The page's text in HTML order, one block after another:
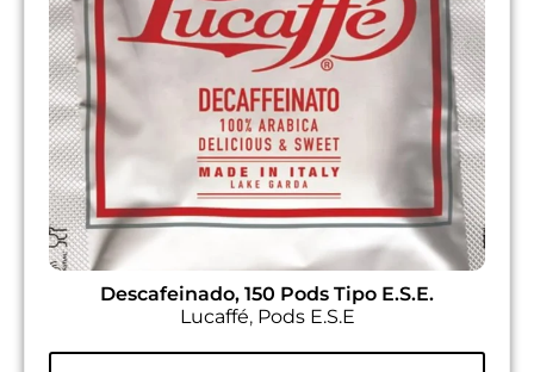
Descafeinado, 150 Pods Tipo E.S.E.
Lucaffé, Pods E.S.E